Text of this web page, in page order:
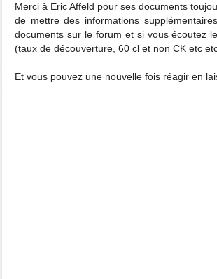
Merci à Eric Affeld pour ses documents
de mettre des informations
documents sur le forum et si vous écoutez
(taux de découverture, 60 cl et non CK etc
Et vous pouvez une nouvelle fois réagir en